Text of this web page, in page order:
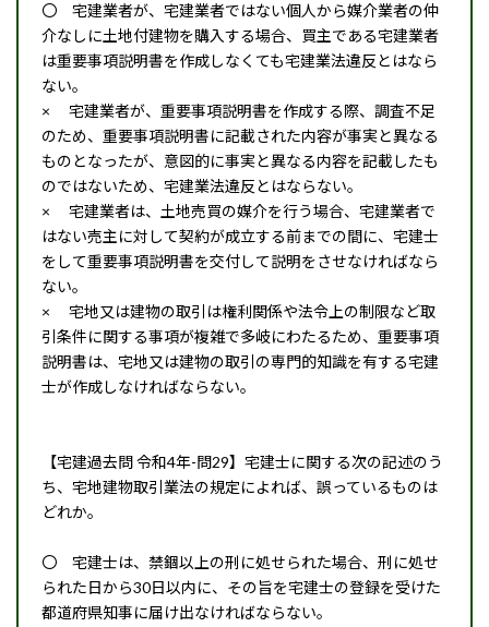
〇 宅建業者が、宅建業者ではない個人から媒介業者の仲
介なしに土地付建物を購入する場合、買主である宅建業者
は重要事項説明書を作成しなくても宅建業法違反とはなら
ない。
× 宅建業者が、重要事項説明書を作成する際、調査不足
のため、重要事項説明書に記載された内容が事実と異なる
ものとなったが、意図的に事実と異なる内容を記載したも
のではないため、宅建業法違反とはならない。
× 宅建業者は、土地売買の媒介を行う場合、宅建業者で
はない売主に対して契約が成立する前までの間に、宅建士
をして重要事項説明書を交付して説明をさせなければなら
ない。
× 宅地又は建物の取引は権利関係や法令上の制限など取
引条件に関する事項が複雑で多岐にわたるため、重要事項
説明書は、宅地又は建物の取引の専門的知識を有する宅建
士が作成しなければならない。
【宅建過去問 令和4年-問29】宅建士に関する次の記述のう
ち、宅地建物取引業法の規定によれば、誤っているものは
どれか。
〇 宅建士は、禁錮以上の刑に処せられた場合、刑に処せ
られた日から30日以内に、その旨を宅建士の登録を受けた
都道府県知事に届け出なければならない。